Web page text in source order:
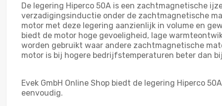
De legering Hiperco 50A is een zachtmagnetische
verzadigingsinductie onder de zachtmagnetische
motor met deze legering aanzienlijk in volume en
biedt de motor hoge gevoeligheid, lage
worden gebruikt waar andere zachtmagnetische
motor is bij hogere bedrijfstemperaturen beter dan
Evek GmbH Online Shop biedt de legering Hiperco
eenvoudig.